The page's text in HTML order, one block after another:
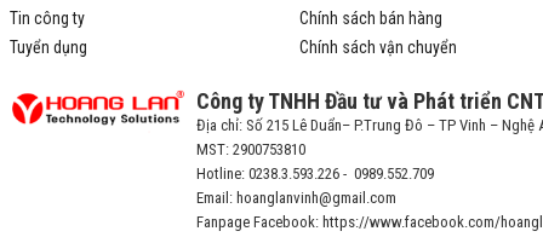
Tin công ty
Tuyển dụng
Chính sách bán hàng
Chính sách vận chuyển
Công ty TNHH Đầu tư và Phát triển
Địa chỉ: Số 215 Lê Duẩn– P.Trung Đô – TP Vinh – Nghệ
MST: 2900753810
Hotline: 0238.3.593.226 - 0989.552.709
Email: hoanglanvinh@gmail.com
Fanpage Facebook: https://www.facebook.com/